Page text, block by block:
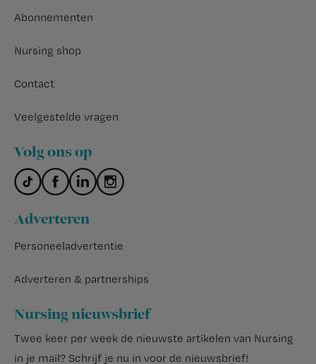
Abonnementen
Nursing shop
Contact
Veelgestelde vragen
Volg ons op
Adverteren
Personeeladvertentie
Adverteren & partnerships
Nursing nieuwsbrief
Twee keer per week de nieuwste artikelen van Nursing
in je mail? Schrijf je nu in voor de nieuwsbrief!